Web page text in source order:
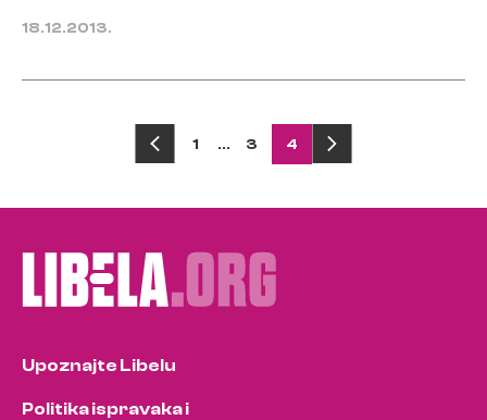
18.12.2013.
Posts
pagination
1 … 3 4
Upoznajte Libelu
Politika ispravaka i